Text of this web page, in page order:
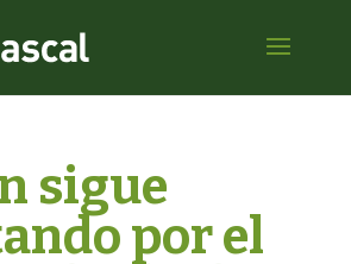
sigue
por el